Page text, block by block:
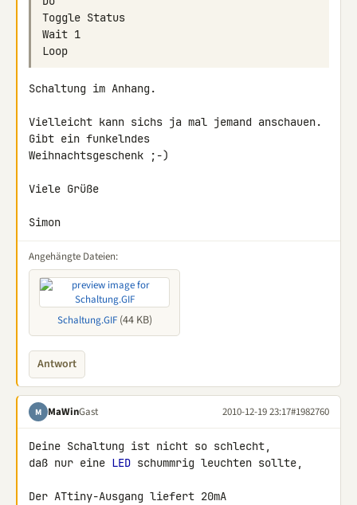
Schaltung im Anhang.
Vielleicht kann sichs ja mal jemand anschauen.
Gibt ein funkelndes
Weihnachtsgeschenk ;-)
Viele Grüße
Simon
Angehängte Dateien:
Schaltung.GIF(44 KB)
Antwort
M MaWinGast 2010-12-19 23:17#1982760
Deine Schaltung ist nicht so schlecht,
daß nur eine LED schummrig leuchten sollte,
Der ATtiny-Ausgang liefert 20mA